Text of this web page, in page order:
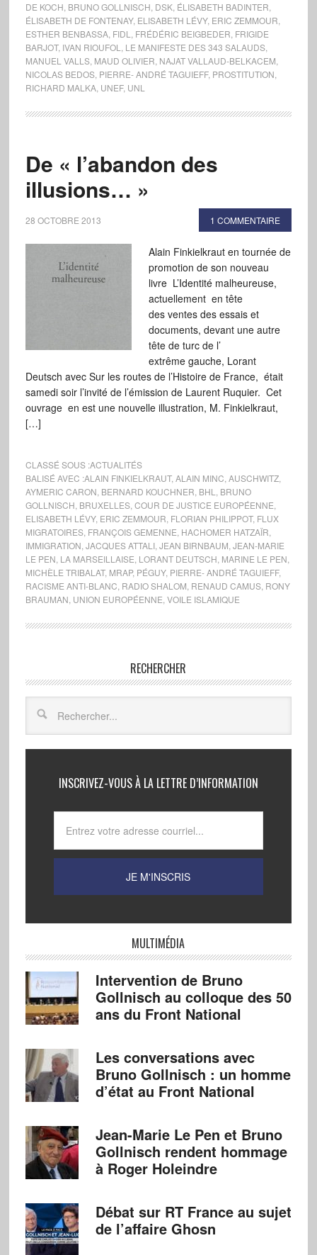
DE KOCH BRUNO GOLLNISCH DSK, ÉLISABETH BADINTER
ÉLISABETH DE FONTENAY, ELISABETH LÉVY, ERIC ZEMMOUR
ESTHER BENBASSA, FIDL FRÉDÉRIC BEIGBEDER FRIGIDE
BARJOT, IVAN RIOUFOL LE MANIFESTE DES 343 SALAUDS,
MANUEL VALLS, MAUD OLIVIER NAJAT VALLAUD-BELKACEM
NICOLAS BEDOS, PIERRE- ANDRÉ TAGUIEFF, PROSTITUTION
RICHARD MALKA, UNEF, UNL
De « l’abandon des
illusions… »
28 OCTOBRE 2013 1 COMMENTAIRE
Alain Finkielkraut en tournée de
promotion de son nouveau
livre L’Identité malheureuse,
actuellement en tête
des ventes des essais et
documents, devant une autre
tête de turc de l’
extrême gauche, Lorant
Deutsch avec Sur les routes de l’Histoire de France, était
samedi soir l’invité de l’émission de Laurent Ruquier. Cet
ouvrage en est une nouvelle illustration, M. Finkielkraut,
[…]
CLASSÉ SOUS :ACTUALITÉS
BALISÉ AVEC :ALAIN FINKIELKRAUT, ALAIN MINC AUSCHWITZ,
AYMERIC CARON BERNARD KOUCHNER BHL
BRUNO
GOLLNISCH BRUXELLES, COUR DE JUSTICE EUROPÉENNE
ELISABETH LÉVY, ERIC ZEMMOUR FLORIAN PHILIPPOT, FLUX
MIGRATOIRES, FRANÇOIS GEMENNE HACHOMER HATZAÏR
IMMIGRATION JACQUES ATTALI, JEAN BIRNBAUM JEAN-MARIE
LE PEN LA MARSEILLAISE LORANT DEUTSCH MARINE LE PEN
MICHÈLE TRIBALAT, MRAP, PÉGUY, PIERRE- ANDRÉ TAGUIEFF,
RACISME ANTI-BLANC RADIO SHALOM RENAUD CAMUS, RONY
BRAUMAN UNION EUROPÉENNE VOILE ISLAMIQUE
RECHERCHER
INSCRIVEZ-VOUS À LA LETTRE D’INFORMATION
MULTIMÉDIA
Intervention de Bruno
Gollnisch au colloque des 50
ans du Front National
Les conversations avec
Bruno Gollnisch : un homme
d’état au Front National
Jean-Marie Le Pen et Bruno
Gollnisch rendent hommage
à Roger Holeindre
Débat sur RT France au sujet
de l’affaire Ghosn